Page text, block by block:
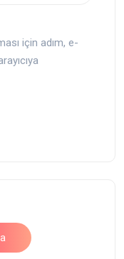
için adım, e-